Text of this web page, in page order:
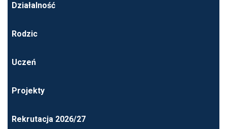
Działalność
Rodzic
Uczeń
Projekty
Rekrutacja 2026/27